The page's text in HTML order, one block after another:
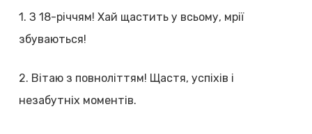
1. З 18-річчям! Хай щастить у всьому, мрії
збуваються!
2. Вітаю з повноліттям! Щастя, успіхів і
незабутніх моментів.